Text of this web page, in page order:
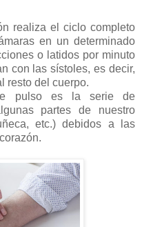
realiza el ciclo completo
en un determinado
o latidos por minuto
con las sístoles, es decir,
resto del cuerpo.
pulso es la serie de
partes de nuestro
etc.) debidos a las